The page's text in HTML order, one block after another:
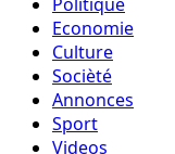
Economie
Culture
Socièté
Annonces
Sport
Videos